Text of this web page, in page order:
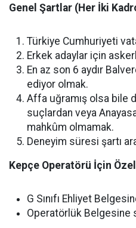
Genel Şartlar (Her İki
Türkiye Cumhuriyeti
Erkek adaylar için
En az son 6 aydır
ediyor olmak.
Affa uğramış olsa bile
suçlardan veya
mahkûm olmamak.
Deneyim süresi şartı
Kepçe Operatörü İçin
G Sınıfı Ehliyet
Operatörlük Belgesine